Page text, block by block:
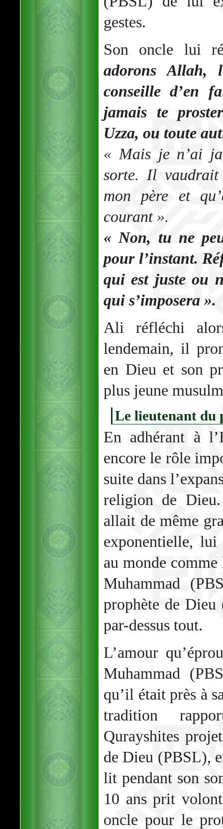
gestes.
Son oncle lui
adorons Allah,
conseille d’en
jamais te
Uzza, ou toute
« Mais je n’ai
sorte. Il
mon père et
courant ».
« Non, tu ne
pour l’instant.
qui est juste ou
qui s’imposera ».
Ali réfléchi
lendemain, il
en Dieu et son
plus jeune
Le lieutenant du
En adhérant à
encore le rôle
suite dans
religion de
allait de même
exponentielle, lui
au monde
Muhammad
prophète de
par-dessus tout.
L’amour
Muhammad
qu’il était près à
tradition
Qurayshites
de Dieu (PBSL),
lit pendant son
10 ans prit
oncle pour le